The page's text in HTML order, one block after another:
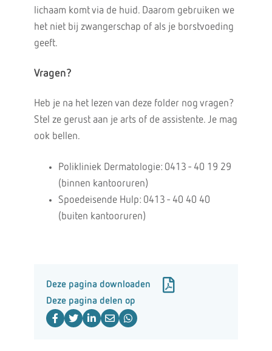
lichaam komt via de huid. Daarom gebruiken we
het niet bij zwangerschap of als je borstvoeding
geeft.
Vragen?
Heb je na het lezen van deze folder nog vragen?
Stel ze gerust aan je arts of de assistente. Je mag
ook bellen.
Polikliniek Dermatologie: 0413 - 40 19 29
(binnen kantooruren)
Spoedeisende Hulp: 0413 - 40 40 40
(buiten kantooruren)
Deze pagina downloaden
Deze pagina delen op